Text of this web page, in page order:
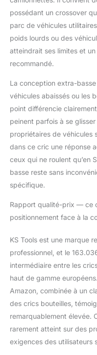
possédant un crossover
parc de véhicules
poids lourds ou des
atteindrait ses limites et
recommandé.
La conception extra-
véhicules abaissés ou les
point différencie
peinent parfois à se
propriétaires de véhicules
dans ce cric une réponse
ceux qui ne roulent qu’en
basse reste sans
spécifique.
Rapport qualité-prix — ce
positionnement face à la
KS Tools est une marque
professionnel, et le
intermédiaire entre les
haut de gamme
Amazon, combinée à un
des crics bouteilles,
remarquablement élevée.
rarement atteint sur des
exigences des utilisateurs